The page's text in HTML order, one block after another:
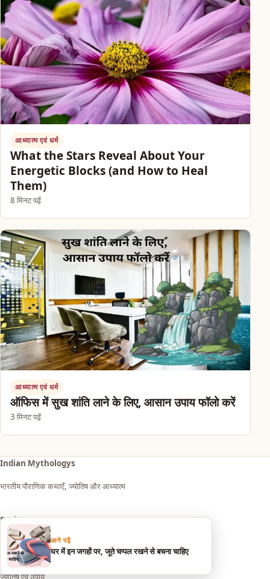
आध्यात्म एवं धर्म
What the Stars Reveal About Your
Energetic Blocks (and How to Heal
Them)
8 मिनट पढ़ें
आध्यात्म एवं धर्म
ऑफिस में सुख शांति लाने के लिए, आसान उपाय फॉलो करें
3 मिनट पढ़ें
आगे पढ़ें
घर में इन जगहों पर, जूते चप्पल रखने से बचना चाहिए
Indian Mythologys
भारतीय पौराणिक कथाएँ, ज्योतिष और आध्यात्म
Explore
आध्यात्म एवं धर्म
सपनों का मतलब (Dream Meaning)
ज्योतिष एवं उपाय